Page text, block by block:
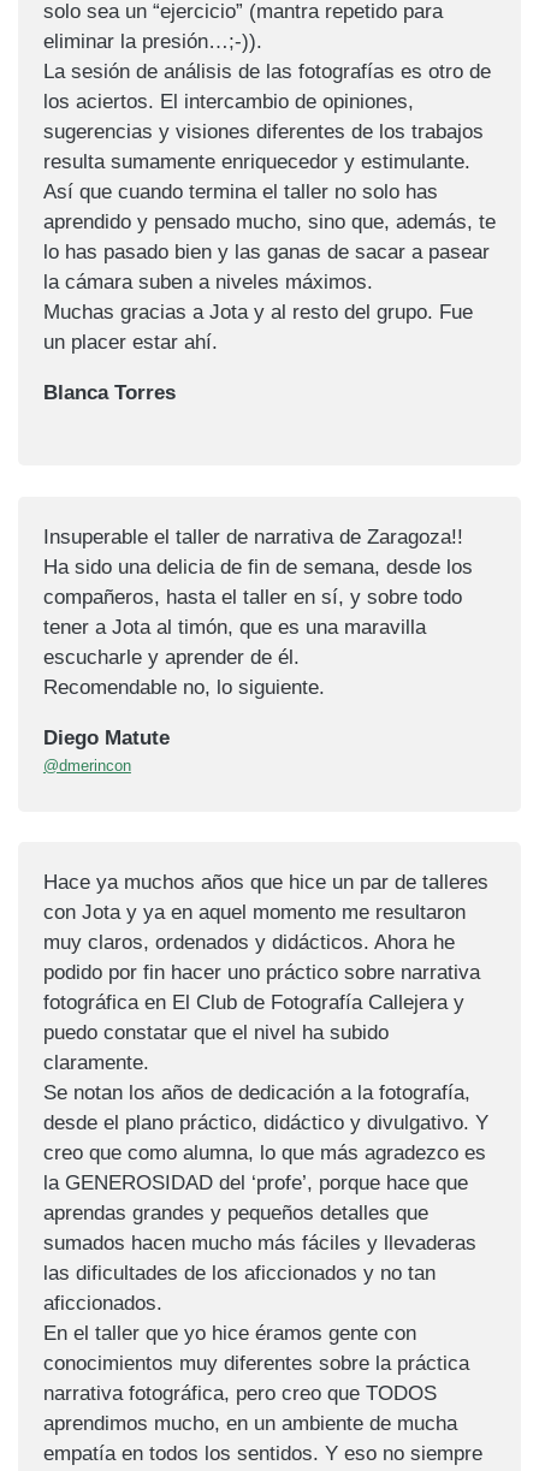
solo sea un “ejercicio” (mantra repetido para
eliminar la presión…;-)).
La sesión de análisis de las fotografías es otro de
los aciertos. El intercambio de opiniones,
sugerencias y visiones diferentes de los trabajos
resulta sumamente enriquecedor y estimulante.
Así que cuando termina el taller no solo has
aprendido y pensado mucho, sino que, además, te
lo has pasado bien y las ganas de sacar a pasear
la cámara suben a niveles máximos.
Muchas gracias a Jota y al resto del grupo. Fue
un placer estar ahí.
Blanca Torres
Insuperable el taller de narrativa de Zaragoza!!
Ha sido una delicia de fin de semana, desde los
compañeros, hasta el taller en sí, y sobre todo
tener a Jota al timón, que es una maravilla
escucharle y aprender de él.
Recomendable no, lo siguiente.
Diego Matute
@dmerincon
Hace ya muchos años que hice un par de talleres
con Jota y ya en aquel momento me resultaron
muy claros, ordenados y didácticos. Ahora he
podido por fin hacer uno práctico sobre narrativa
fotográfica en El Club de Fotografía Callejera y
puedo constatar que el nivel ha subido
claramente.
Se notan los años de dedicación a la fotografía,
desde el plano práctico, didáctico y divulgativo. Y
creo que como alumna, lo que más agradezco es
la GENEROSIDAD del ‘profe’, porque hace que
aprendas grandes y pequeños detalles que
sumados hacen mucho más fáciles y llevaderas
las dificultades de los aficcionados y no tan
aficcionados.
En el taller que yo hice éramos gente con
conocimientos muy diferentes sobre la práctica
narrativa fotográfica, pero creo que TODOS
aprendimos mucho, en un ambiente de mucha
empatía en todos los sentidos. Y eso no siempre